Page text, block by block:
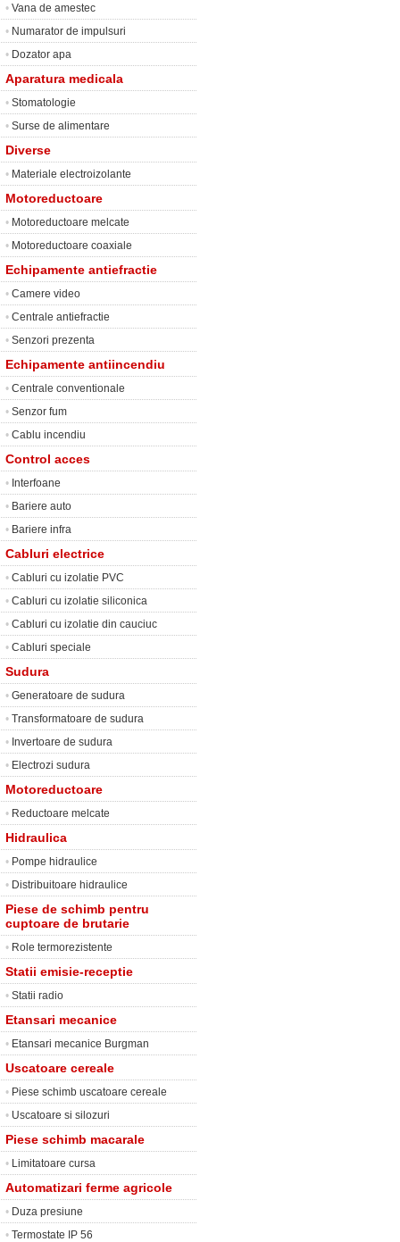
• Vana de amestec
• Numarator de impulsuri
• Dozator apa
Aparatura medicala
• Stomatologie
• Surse de alimentare
Diverse
• Materiale electroizolante
Motoreductoare
• Motoreductoare melcate
• Motoreductoare coaxiale
Echipamente antiefractie
• Camere video
• Centrale antiefractie
• Senzori prezenta
Echipamente antiincendiu
• Centrale conventionale
• Senzor fum
• Cablu incendiu
Control acces
• Interfoane
• Bariere auto
• Bariere infra
Cabluri electrice
• Cabluri cu izolatie PVC
• Cabluri cu izolatie siliconica
• Cabluri cu izolatie din cauciuc
• Cabluri speciale
Sudura
• Generatoare de sudura
• Transformatoare de sudura
• Invertoare de sudura
• Electrozi sudura
Motoreductoare
• Reductoare melcate
Hidraulica
• Pompe hidraulice
• Distribuitoare hidraulice
Piese de schimb pentru
cuptoare de brutarie
• Role termorezistente
Statii emisie-receptie
• Statii radio
Etansari mecanice
• Etansari mecanice Burgman
Uscatoare cereale
• Piese schimb uscatoare cereale
• Uscatoare si silozuri
Piese schimb macarale
• Limitatoare cursa
Automatizari ferme agricole
• Duza presiune
• Termostate IP 56